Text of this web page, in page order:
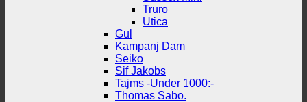
Truro
Utica
Gul
Kampanj Dam
Seiko
Sif Jakobs
Tajms -Under 1000:-
Thomas Sabo.